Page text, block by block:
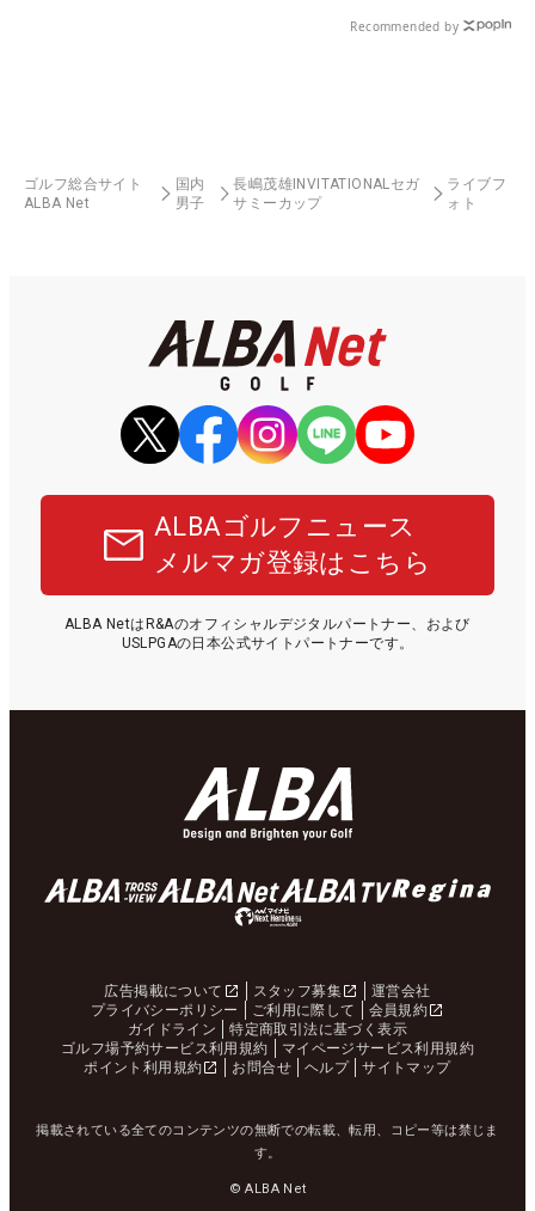
Recommended by
ゴルフ総合サイト
ALBA Net
国内
男子
長嶋茂雄INVITATIONALセガ
サミーカップ
ライブフ
ォト
ALBAゴルフニュース
メルマガ登録はこちら
ALBA NetはR&Aのオフィシャルデジタルパートナー、および
USLPGAの日本公式サイトパートナーです。
広告掲載について スタッフ募集
運営会社
プライバシーポリシー
ご利用に際して
会員規約
ガイドライン
特定商取引法に基づく表示
ゴルフ場予約サービス利用規約
マイページサービス利用規約
ポイント利用規約
お問合せ ヘルプ サイトマップ
掲載されている全てのコンテンツの無断での転載、転用、コピー等は禁じま
す。
© ALBA Net